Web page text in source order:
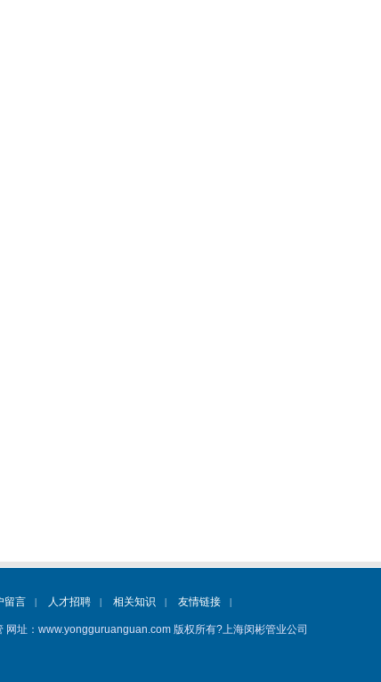
留言 | 人才招聘 | 相关知识 | 友情链接 |
网址：www.yongguruanguan.com 版权所有?上海闵彬管业公司